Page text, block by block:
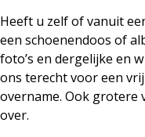
Heeft u zelf of vanuit
een schoenendoos of
foto’s en dergelijke en
ons terecht voor een
overname. Ook grotere
over.